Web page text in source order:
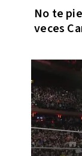
No te
veces